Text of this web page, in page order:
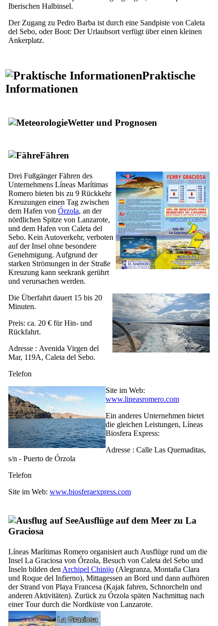
Iberischen Halbinsel.
Der Zugang zu Pedro Barba ist durch eine Sandpiste von Caleta
del Sebo, oder Boot: Der Urlaubsort verfügt über einen kleinen
Ankerplatz.
Praktische
Informationen
Wetter und Prognosen
Fähren
Drei Fußgänger Fähren des
Unternehmens Líneas Marítimas
Romero bieten bis zu 9 Rückkehr
Kreuzungen einen Tag zwischen
dem Hafen von Órzola, an der
nördlichen Spitze von Lanzarote,
und dem Hafen von Caleta del
Sebo. Kein Autoverkehr, verboten
auf der Insel ohne besondere
Genehmigung. Aufgrund der
starken Strömungen in der Straße
Kreuzung kann seekrank gerührt
und verursachen werden.
Die Überfahrt dauert 15 bis 20
Minuten.
Preis: ca. 20 € für Hin- und
Rückfahrt.
Adresse : Avenida Virgen del
Mar, 119A, Caleta del Sebo.
Telefon
Site im Web:
www.lineasromero.com
Ein anderes Unternehmen bietet
die gleichen Leistungen, Líneas
Biosfera Express:
Adresse : Calle Las Quemaditas,
s/n - Puerto de Órzola
Telefon
Site im Web: www.biosferaexpress.com
Ausflüge auf dem Meer zu La
Graciosa
Líneas Marítimas Romero organisiert auch Ausflüge rund um die
Insel La Graciosa von Órzola, Besuch von Caleta del Sebo und
Inseln bilden den Archipel Chinijo (Alegranza, Montaña Clara
und Roque del Infierno), Mittagessen an Bord und dann aufhören
der Strand von Playa Francesa (Kajak fahren, Schnorcheln und
anderen Aktivitäten). Zurück zu Órzola späten Nachmittag nach
einer Tour durch die Nordküste von Lanzarote.